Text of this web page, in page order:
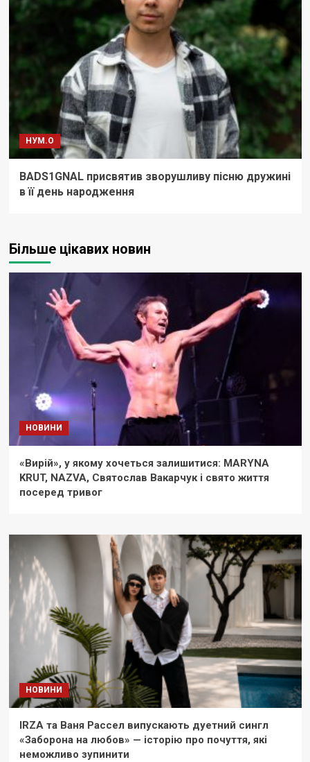
НУМ.О
BADS1GNAL присвятив зворушливу пісню дружині
в її день народження
Більше цікавих новин
НОВИНИ
«Вирій», у якому хочеться залишитися: MARYNA
KRUT, NAZVA, Святослав Вакарчук і свято життя
посеред тривог
НОВИНИ
IRZA та Ваня Рассел випускають дуетний сингл
«Заборона на любов» — історію про почуття, які
неможливо зупинити